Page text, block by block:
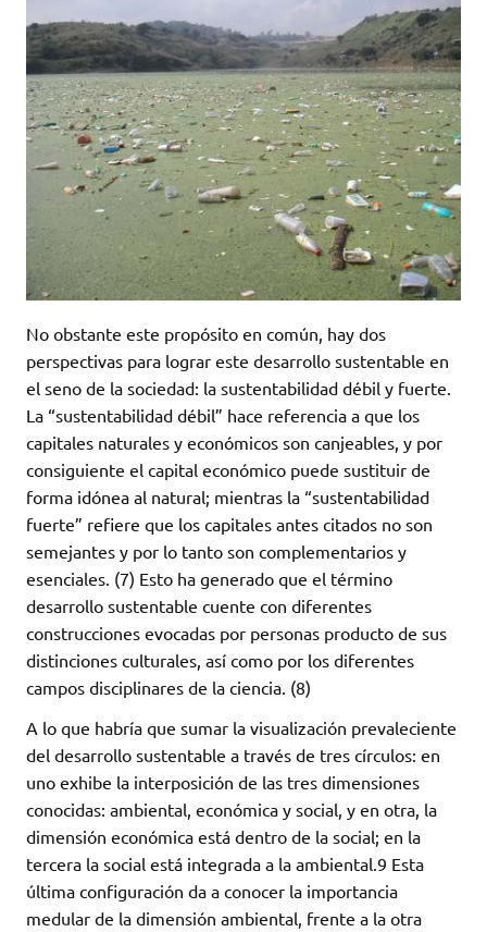
No obstante este propósito en común, hay dos
perspectivas para lograr este desarrollo sustentable en
el seno de la sociedad: la sustentabilidad débil y fuerte.
La “sustentabilidad débil” hace referencia a que los
capitales naturales y económicos son canjeables, y por
consiguiente el capital económico puede sustituir de
forma idónea al natural; mientras la “sustentabilidad
fuerte” refiere que los capitales antes citados no son
semejantes y por lo tanto son complementarios y
esenciales. (7) Esto ha generado que el término
desarrollo sustentable cuente con diferentes
construcciones evocadas por personas producto de sus
distinciones culturales, así como por los diferentes
campos disciplinares de la ciencia. (8)
A lo que habría que sumar la visualización prevaleciente
del desarrollo sustentable a través de tres círculos: en
uno exhibe la interposición de las tres dimensiones
conocidas: ambiental, económica y social, y en otra, la
dimensión económica está dentro de la social; en la
tercera la social está integrada a la ambiental.9 Esta
última configuración da a conocer la importancia
medular de la dimensión ambiental, frente a la otra